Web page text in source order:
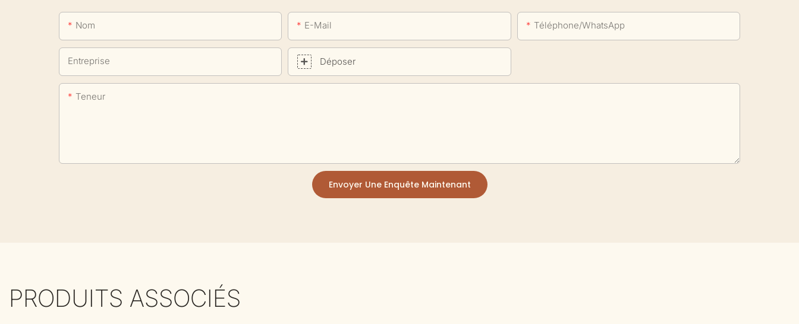
Nom E-Mail Téléphone/WhatsApp
Entreprise Déposer
Teneur
Envoyer Une Enquête Maintenant
PRODUITS ASSOCIÉS